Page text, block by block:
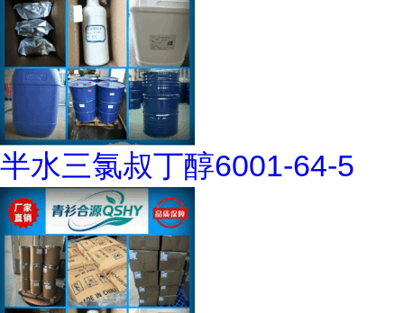
半水三氯叔丁醇6001-64-5